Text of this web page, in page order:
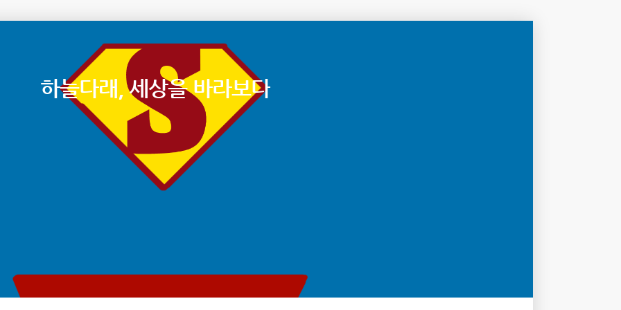
하늘다래, 세상을 바라보다